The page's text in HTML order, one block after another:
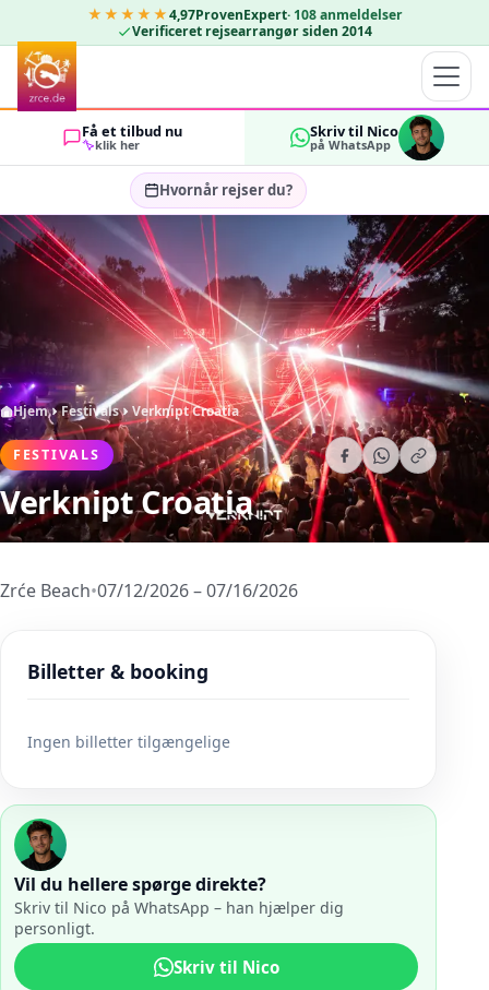
★★★★★4,97ProvenExpert· 108 anmeldelser
Verificeret rejsearrangør siden 2014
Få et tilbud nu
klik her
Skriv til Nico
på WhatsApp
Hvornår rejser du?
Vælg rejsedatoer…
GÆSTER
2 OK
Hjem Festivals Verknipt Croatia
FESTIVALS
Verknipt Croatia
Zrće Beach•07/12/2026 – 07/16/2026
Billetter & booking
Ingen billetter tilgængelige
Vil du hellere spørge direkte?
Skriv til Nico på WhatsApp – han hjælper dig
personligt.
Skriv til Nico